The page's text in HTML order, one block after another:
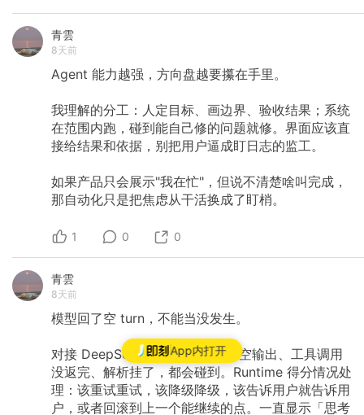
App内打开
青雲
8天前
Agent 能力越强，方向盘越要攥在手里。
我理解的分工：人定目标、画边界、验收结果；系统
在范围内跑，碰到能自己修的问题就修。界面应该直
接给结果和依据，别把用户逼成盯日志的监工。
如果产品只会展示"我在忙"，但说不清楚啥叫完成，
那自动化只是把焦虑从干活换成了盯梢。
1 0 0
青雲
8天前
模型回了空 turn，不能当没发生。
对接 DeepSeek 这类流式接口，空输出、工具调用
没返完、解析挂了，都会碰到。Runtime 得分情况处
理：该重试重试，该降级降级，该告诉用户就告诉用
户，或者回滚到上一个能继续的点。一直显示「思考